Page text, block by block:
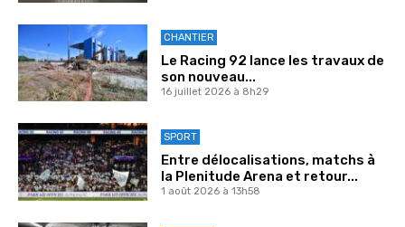
CHANTIER
Le Racing 92 lance les travaux de
son nouveau...
16 juillet 2026 à 8h29
SPORT
Entre délocalisations, matchs à
la Plenitude Arena et retour...
1 août 2026 à 13h58